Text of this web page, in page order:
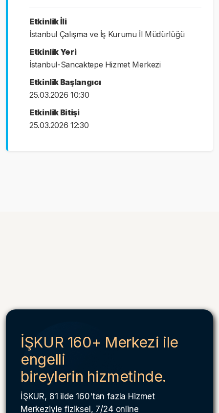
Etkinlik İli
İstanbul Çalışma ve İş Kurumu İl Müdürlüğü
Etkinlik Yeri
İstanbul-Sancaktepe Hizmet Merkezi
Etkinlik Başlangıcı
25.03.2026 10:30
Etkinlik Bitişi
25.03.2026 12:30
İŞKUR 160+ Merkezi ile
engelli
bireylerin hizmetinde.
İŞKUR, 81 ilde 160'tan fazla Hizmet
Merkeziyle fiziksel, 7/24 online